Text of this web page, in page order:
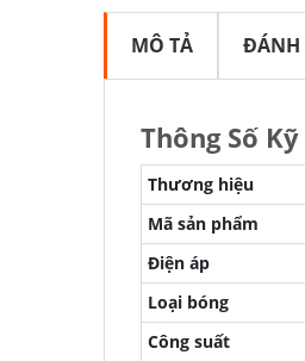
MÔ TẢ ĐÁNH
Thông Số
Thương hiệu
Mã sản phẩm
Điện áp
Loại bóng
Công suất